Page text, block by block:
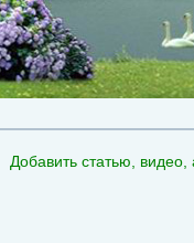
Добавить статью,